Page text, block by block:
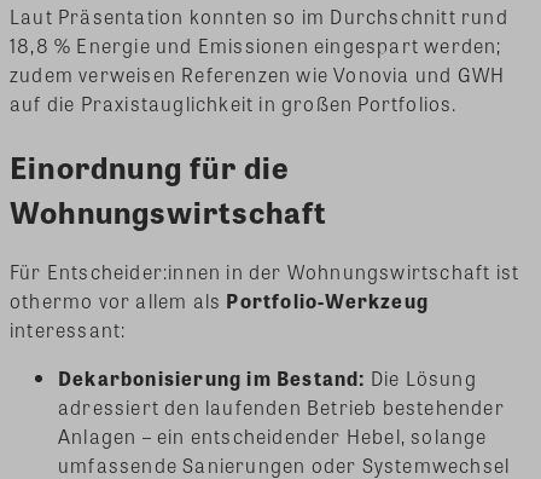
Laut Präsentation konnten so im Durchschnitt rund
18,8 % Energie und Emissionen eingespart werden;
zudem verweisen Referenzen wie Vonovia und GWH
auf die Praxistauglichkeit in großen Portfolios.
Einordnung für die
Wohnungswirtschaft
Für Entscheider:innen in der Wohnungswirtschaft ist
othermo vor allem als Portfolio-Werkzeug
interessant:
Dekarbonisierung im Bestand: Die Lösung
adressiert den laufenden Betrieb bestehender
Anlagen – ein entscheidender Hebel, solange
umfassende Sanierungen oder Systemwechsel